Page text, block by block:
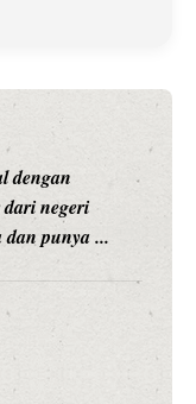
nama besar di dunia
Prasetyo, kini
...
Prasetyo Buka Restoran